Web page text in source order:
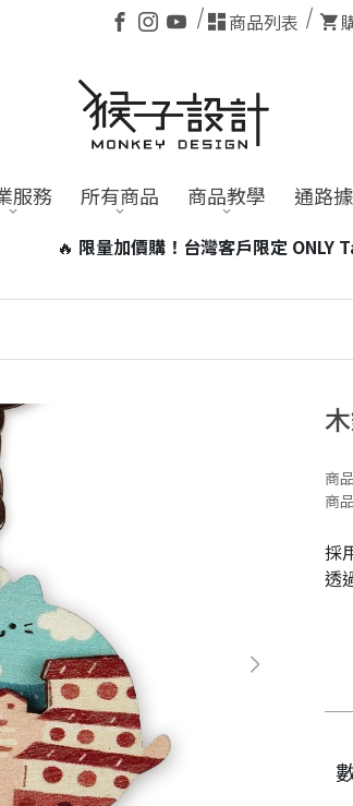
商品列表
服務 所有商品 商品教學 通路
加價99元即可帶走台灣小磁燈1個！※含電
商
商
採
透